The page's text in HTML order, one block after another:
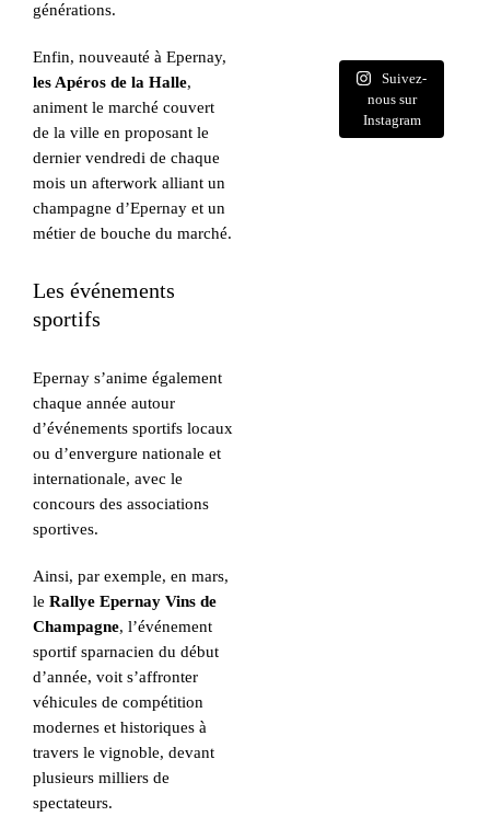
générations.
Enfin, nouveauté à Epernay,
les Apéros de la Halle,
animent le marché couvert
de la ville en proposant le
dernier vendredi de chaque
mois un afterwork alliant un
champagne d’Epernay et un
métier de bouche du marché.
Les événements
sportifs
Epernay s’anime également
chaque année autour
d’événements sportifs locaux
ou d’envergure nationale et
internationale, avec le
concours des associations
sportives.
Ainsi, par exemple, en mars,
le Rallye Epernay Vins de
Champagne, l’événement
sportif sparnacien du début
d’année, voit s’affronter
véhicules de compétition
modernes et historiques à
travers le vignoble, devant
plusieurs milliers de
spectateurs.
Suivez-
nous sur
Instagram